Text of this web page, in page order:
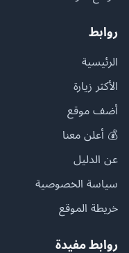
روابط
الرئيسية
الأكثر زيارة
أضف موقع
💰 أعلن معنا
عن الدليل
سياسة الخصوصية
خريطة الموقع
روابط مفيدة